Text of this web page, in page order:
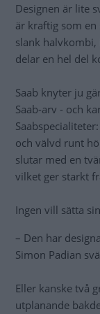
Designen är lite
är kraftig som
slank halvkombi,
delar en hel del
Saab knyter ju
Saab-arv - och
och välvd runt
slutar med en
vilket ger starkt
Ingen vill sätta
– Den har
Simon Padian
Eller kanske två
utplanande